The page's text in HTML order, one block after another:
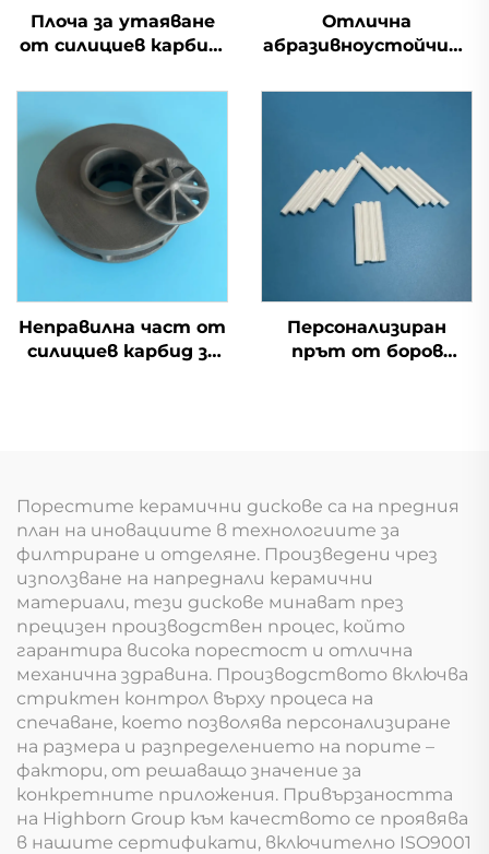
Плоча за утаяване
от силициев карбид,
високи
температури
Отлична
абразивноустойчива
карбид и керамична
машина
Неправилна част от
силициев карбид за
Персонализиран
прът от боров
Порестите керамични дискове са на предния
план на иновациите в технологиите за
филтриране и отделяне. Произведени чрез
използване на напреднали керамични
материали, тези дискове минават през
прецизен производствен процес, който
гарантира висока порестост и отлична
механична здравина. Производството включва
стриктен контрол върху процеса на
спечаване, което позволява персонализиране
на размера и разпределението на порите –
фактори, от решаващо значение за
конкретните приложения. Привързаността
на Highborn Group към качеството се проявява
в нашите сертификати, включително ISO9001